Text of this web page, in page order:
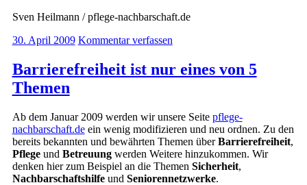
Sven Heilmann / pflege-nachbarschaft.de
30. April 2009 Kommentar verfassen
Barrierefreiheit ist nur eines von 5
Themen
Ab dem Januar 2009 werden wir unsere Seite pflege-
nachbarschaft.deein wenig modifizieren und neu ordnen. Zu den
bereits bekannten und bewährten Themen überBarrierefreiheit,
Pflegeund Betreuungwerden Weitere hinzukommen. Wir
denken hier zum Beispiel an die Themen Sicherheit,
Nachbarschaftshilfeund Seniorennetzwerke.